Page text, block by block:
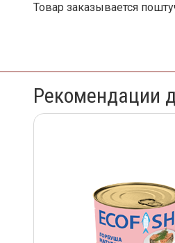
Товар заказывается
Рекомендации